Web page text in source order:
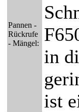
Pannen -
Rückrufe
- Mängel:
in
ist